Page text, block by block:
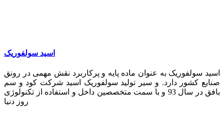
اسید سولفوریک
اسید سولفوریک به عنوان ماده پایه و پرکاربرد نقش مهمی در رونق
صنایع کشور دارد. و سیر تولید سولفوریک اسید شرکت کود و سم
بافق در سال 93 و با سمت متخصصین داخل و استفاده از تکنولوژی